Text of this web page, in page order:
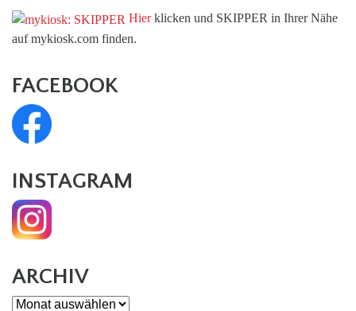
Hierklicken und SKIPPER in Ihrer Nähe
auf mykiosk.com finden.
FACEBOOK
INSTAGRAM
ARCHIV
Archiv